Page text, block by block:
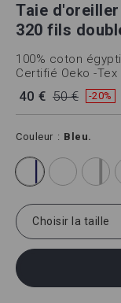
Taie
320 fils
100% coton
Certifié Oeko -Tex
40 € 50 € -20%
Couleur Bleu.
Choisir la taille